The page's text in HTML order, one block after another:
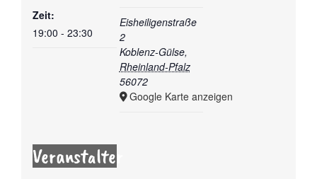
Zeit:
19:00 - 23:30
Eisheiligenstraße
2
Koblenz-Gülse,
Rheinland-Pfalz
56072
Google Karte anzeigen
Veranstalter